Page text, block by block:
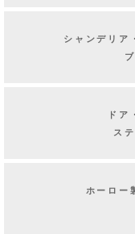
シャンデリア
ドア
ス
ホーロー